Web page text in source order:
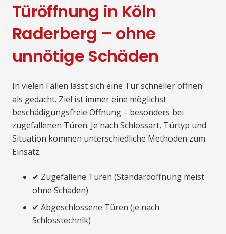
Türöffnung in Köln
Raderberg – ohne
unnötige Schäden
In vielen Fällen lässt sich eine Tür schneller öffnen
als gedacht. Ziel ist immer eine möglichst
beschädigungsfreie Öffnung – besonders bei
zugefallenen Türen. Je nach Schlossart, Türtyp und
Situation kommen unterschiedliche Methoden zum
Einsatz.
✔ Zugefallene Türen (Standardöffnung meist
ohne Schaden)
✔ Abgeschlossene Türen (je nach
Schlosstechnik)